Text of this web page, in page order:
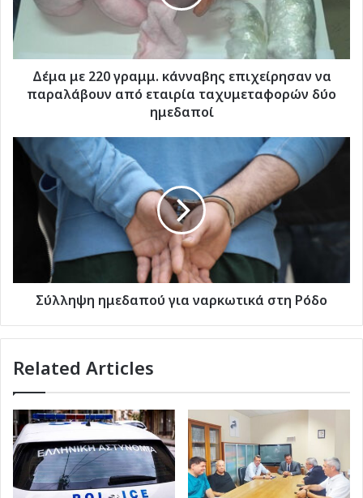
επιχείρησαν
να
παραλάβουν
από
εταιρία
ταχυμεταφορών
Δέμα με 220 γραμμ. κάνναβης επιχείρησαν να
παραλάβουν από εταιρία ταχυμεταφορών δύο
ημεδαποί
Σύλληψη
ημεδαπού
ναρκωτικά
Σύλληψη ημεδαπού για ναρκωτικά στη Ρόδο
Related Articles